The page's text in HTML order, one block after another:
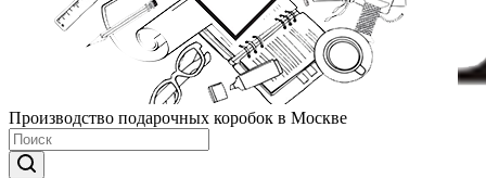
Производство подарочных коробок в Москве